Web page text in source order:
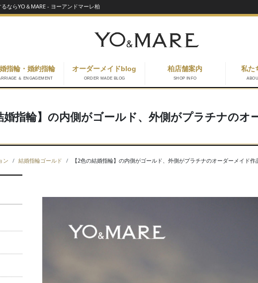
ならYO＆MARE - ヨーアンドマーレ柏
指輪・婚約指輪
＆ ENGAGEMENT
オーダーメイドblog
ORDER MADE BLOG
柏店舗案内
SHOP INFO
私た
婚指輪】の内側がゴールド、外側がプラチナのオ
ン 結婚指輪ゴールド 【2色の結婚指輪】の内側がゴールド、外側がプラチナのオーダーメイド作